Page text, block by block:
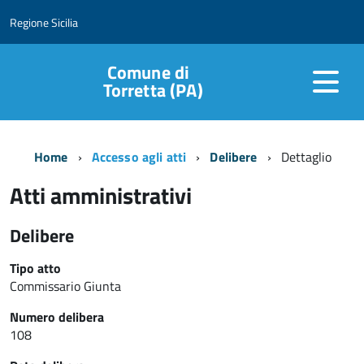
Regione Sicilia
Comune di
Torretta (PA)
Home Accesso agli atti Delibere Dettaglio
Atti amministrativi
Delibere
Tipo atto
Commissario Giunta
Numero delibera
108